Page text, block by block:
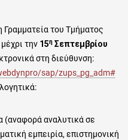
του Τμήματος
την 15η Σεπτεμβρίου
στη διεύθυνση:
sap/zups_pg_adm#
(αναφορά αναλυτικά σε
εμπειρία, επιστημονική